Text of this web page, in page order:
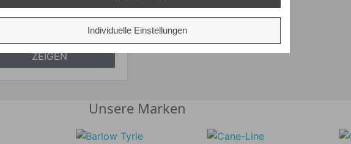
versandkostenfrei
ALLE VARIANTEN
ZEIGEN
Unsere Marken
Individuelle Einstellungen